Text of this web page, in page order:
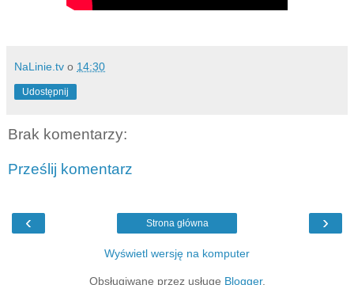
NaLinie.tv o 14:30
Udostępnij
Brak komentarzy:
Prześlij komentarz
‹ ›
Strona główna
Wyświetl wersję na komputer
Obsługiwane przez usługę Blogger.